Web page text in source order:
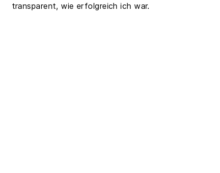
transparent, wie erfolgreich ich war.